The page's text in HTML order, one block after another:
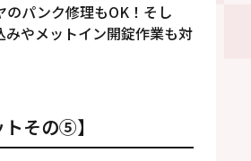
のパンク修理もOK！そし
みやメットイン開錠作業も対
トその⑤】